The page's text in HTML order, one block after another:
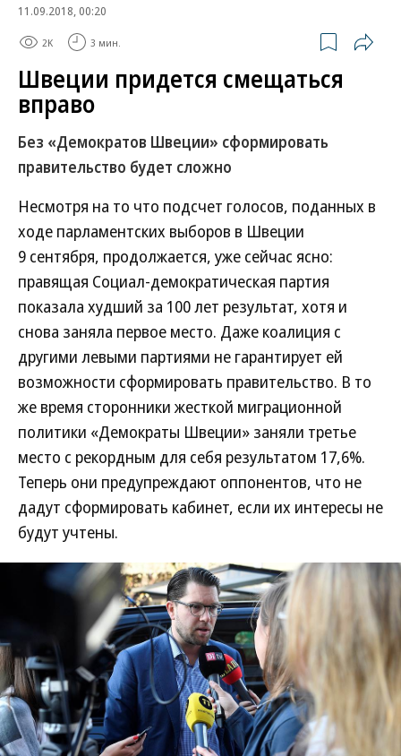
11.09.2018, 00:20
2K 3 мин.
Швеции придется смещаться
вправо
Без «Демократов Швеции» сформировать
правительство будет сложно
Несмотря на то что подсчет голосов, поданных в
ходе парламентских выборов в Швеции
9 сентября, продолжается, уже сейчас ясно:
правящая Социал-демократическая партия
показала худший за 100 лет результат, хотя и
снова заняла первое место. Даже коалиция с
другими левыми партиями не гарантирует ей
возможности сформировать правительство. В то
же время сторонники жесткой миграционной
политики «Демократы Швеции» заняли третье
место с рекордным для себя результатом 17,6%.
Теперь они предупреждают оппонентов, что не
дадут сформировать кабинет, если их интересы не
будут учтены.